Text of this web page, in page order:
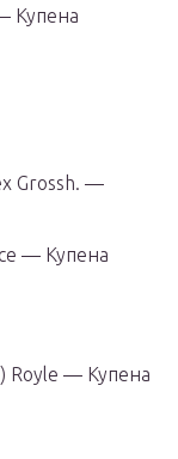
Купена
Grossh. —
— Купена
Royle — Купена